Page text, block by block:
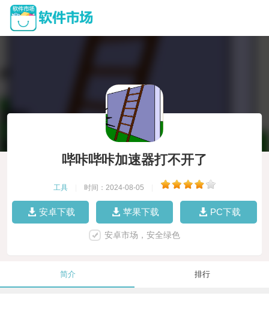
哔咔哔咔加速器打不开了
工具 时间：2024-08-05
安卓下载 苹果下载 PC下载
安卓市场，安全绿色
简介 排行